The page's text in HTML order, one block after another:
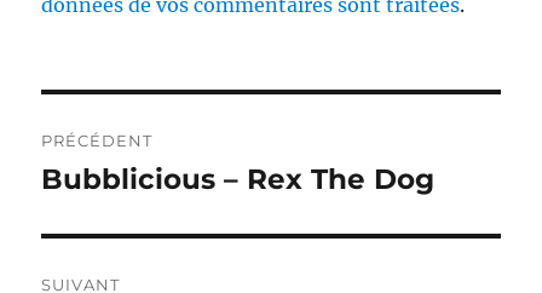
données de vos commentaires sont traitées.
de
PRÉCÉDENT
Publication
Bubblicious – Rex The Dog
SUIVANT